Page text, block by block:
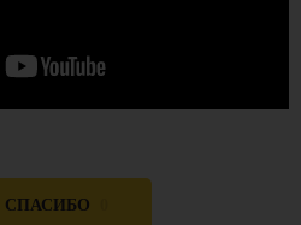
СПАСИБО